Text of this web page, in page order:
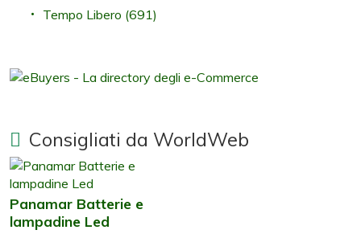
Tempo Libero (691)
Consigliati da WorldWeb
Panamar Batterie e
lampadine Led